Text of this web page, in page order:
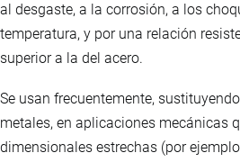
al desgaste, a la corrosión, a los
temperatura, y por una relación
superior a la del acero.
Se usan frecuentemente,
metales, en aplicaciones mecánicas
dimensionales estrechas (por